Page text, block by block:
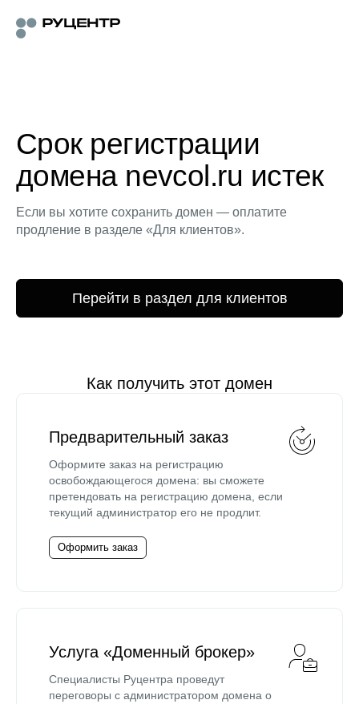
Срок регистрации
домена nevcol.ru истек
Если вы хотите сохранить домен — оплатите
продление в разделе «Для клиентов».
Перейти в раздел для клиентов
Как получить этот домен
Предварительный заказ
Оформите заказ на регистрацию
освобождающегося домена: вы сможете
претендовать на регистрацию домена, если
текущий администратор его не продлит.
Оформить заказ
Услуга «Доменный брокер»
Специалисты Руцентра проведут
переговоры с администратором домена о